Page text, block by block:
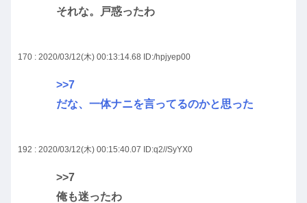
それな。戸惑ったわ
170 : 2020/03/12(木) 00:13:14.68 ID:/hpjyep00
>>7
だな、一体ナニを言ってるのかと思った
192 : 2020/03/12(木) 00:15:40.07 ID:q2//SyYX0
>>7
俺も迷ったわ